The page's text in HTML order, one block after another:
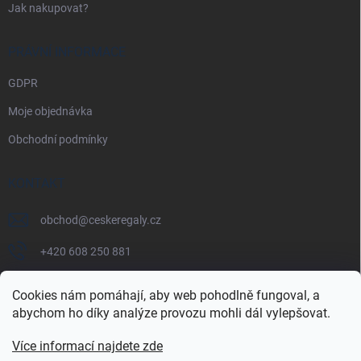
Cookies nám pomáhají, aby web pohodlně fungoval, a
abychom ho díky analýze provozu mohli dál vylepšovat.
Více informací najdete zde
Jak nakupovat?
PRÁVNÍ INFORMACE
GDPR
Moje objednávka
Obchodní podmínky
KONTAKT
obchod@ceskeregaly.cz
+420 608 250 881